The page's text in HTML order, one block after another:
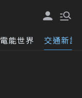
電能世界 交通新訊